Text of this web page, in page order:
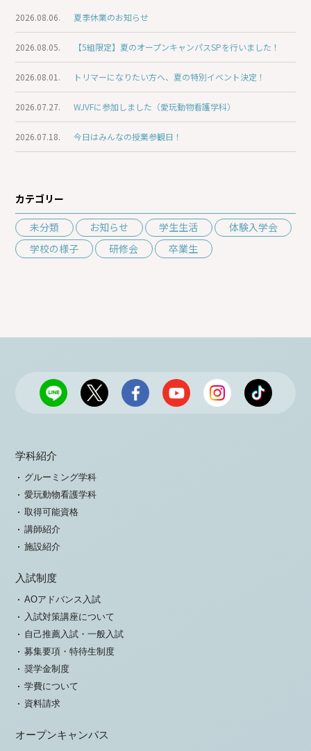
2026.08.06. 夏季休業のお知らせ
2026.08.05. 【5組限定】夏のオープンキャンパスSPを行いました！
2026.08.01. トリマーになりたい方へ、夏の特別イベント決定！
2026.07.27. WJVFに参加しました（愛玩動物看護学科）
2026.07.18. 今日はみんなの授業参観日！
カテゴリー
未分類 お知らせ 学生生活
体験入学会
学校の様子
研修会 卒業生
学科紹介
グルーミング学科
愛玩動物看護学科
取得可能資格
講師紹介
施設紹介
入試制度
AOアドバンス入試
入試対策講座について
自己推薦入試・一般入試
募集要項・特待生制度
奨学金制度
学費について
資料請求
オープンキャンパス